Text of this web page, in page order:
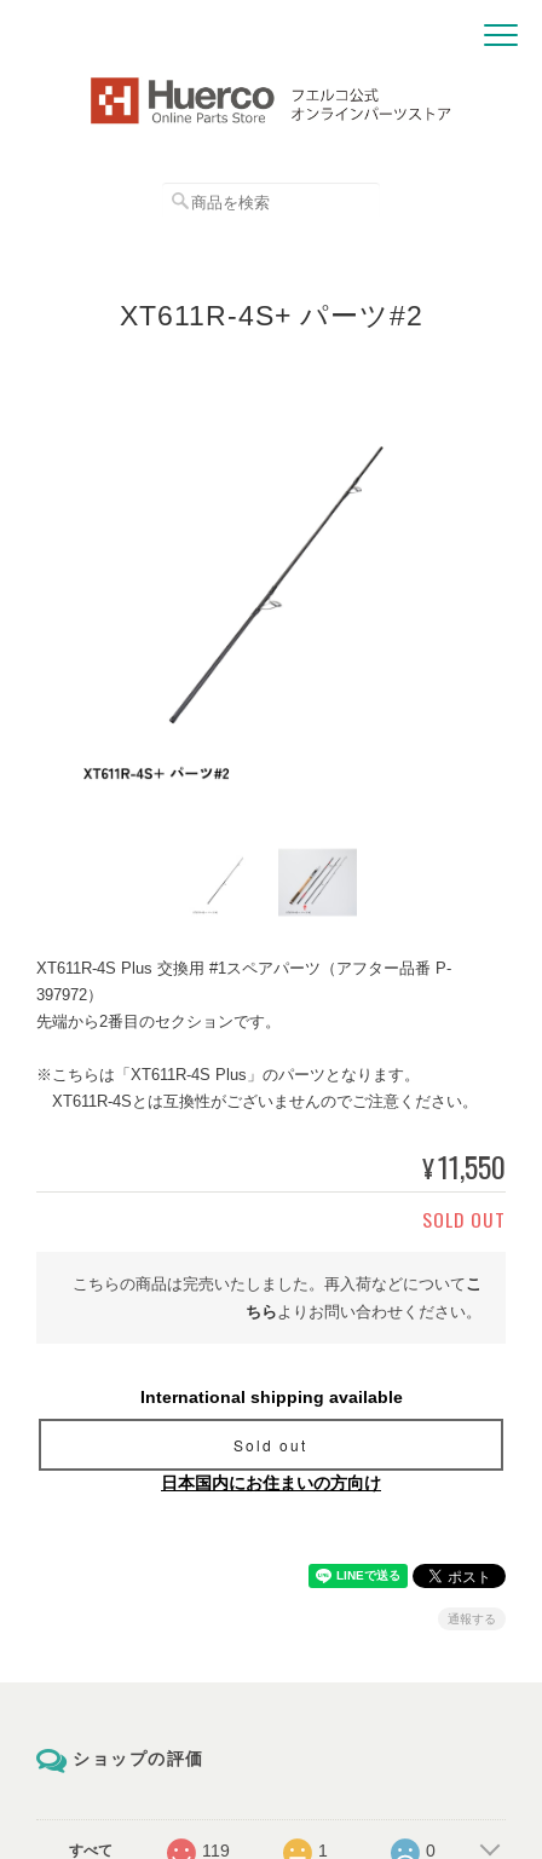
XT611R-4S+ パーツ#2
XT611R-4S Plus 交換用 #1スペアパーツ（アフター品番 P-
397972）
先端から2番目のセクションです。
※こちらは「XT611R-4S Plus」のパーツとなります。
XT611R-4Sとは互換性がございませんのでご注意ください。
¥11,550
SOLD OUT
こちらの商品は完売いたしました。再入荷などについてこ
ちらよりお問い合わせください。
International shipping available
Sold out
日本国内にお住まいの方向け
通報する
ショップの評価
すべて 119 1 0